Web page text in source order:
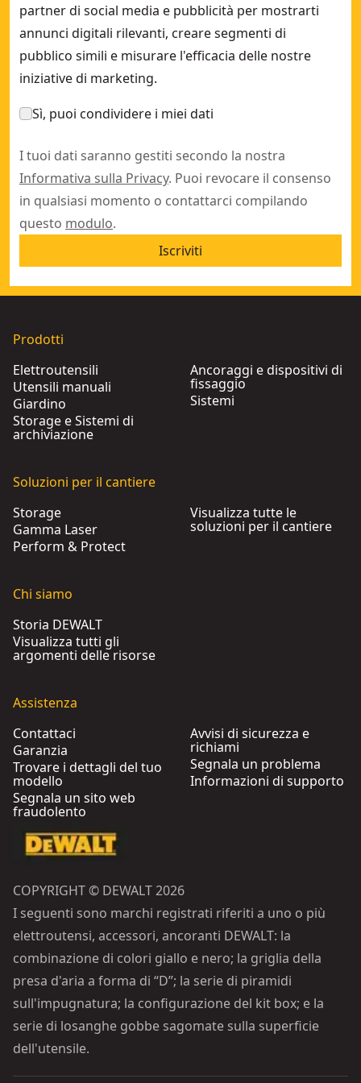
partner di social media e pubblicità per mostrarti
annunci digitali rilevanti, creare segmenti di
pubblico simili e misurare l'efficacia delle nostre
iniziative di marketing.
Sì, puoi condividere i miei dati
I tuoi dati saranno gestiti secondo la nostra
Informativa sulla Privacy. Puoi revocare il consenso
in qualsiasi momento o contattarci compilando
questo modulo.
Iscriviti
Prodotti
Elettroutensili
Utensili manuali
Giardino
Storage e Sistemi di
archiviazione
Ancoraggi e dispositivi di
fissaggio
Sistemi
Soluzioni per il cantiere
Storage
Gamma Laser
Perform & Protect
Visualizza tutte le
soluzioni per il cantiere
Chi siamo
Storia DEWALT
Visualizza tutti gli
argomenti delle risorse
Assistenza
Contattaci
Garanzia
Trovare i dettagli del tuo
modello
Segnala un sito web
fraudolento
Avvisi di sicurezza e
richiami
Segnala un problema
Informazioni di supporto
COPYRIGHT © DEWALT 2026
I seguenti sono marchi registrati riferiti a uno o più
elettroutensi, accessori, ancoranti DEWALT: la
combinazione di colori giallo e nero; la griglia della
presa d'aria a forma di “D”; la serie di piramidi
sull'impugnatura; la configurazione del kit box; e la
serie di losanghe gobbe sagomate sulla superficie
dell'utensile.